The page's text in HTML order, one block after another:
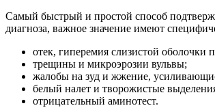
Самый быстрый и простой способ
диагноза, важное значение имеют
отек, гиперемия слизистой оболочки
трещины и микроэрозии вульвы;
жалобы на зуд и жжение,
белый налет и творожистые
отрицательный аминотест.